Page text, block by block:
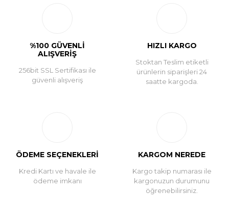
%100 GÜVENLİ
ALIŞVERİŞ
256bit SSL Sertifikası ile
güvenli alışveriş
HIZLI KARGO
Stoktan Teslim etiketli
ürünlerin siparişleri 24
saatte kargoda.
ÖDEME SEÇENEKLERİ
Kredi Kartı ve havale ile
ödeme imkanı
KARGOM NEREDE
Kargo takip numarası ile
kargonuzun durumunu
öğrenebilirsiniz.